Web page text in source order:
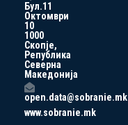
Бул.11
Октомври
10
1000
Скопје,
Република
Северна
Македонија
open.data@sobranie.mk
www.sobranie.mk